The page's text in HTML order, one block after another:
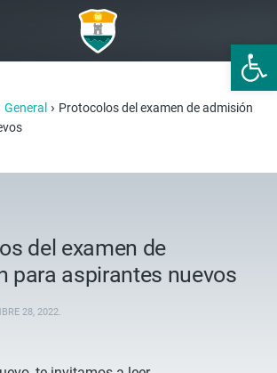
Abrir
General › Protocolos del examen de admisión
del examen de
para aspirantes nuevos
28, 2022.